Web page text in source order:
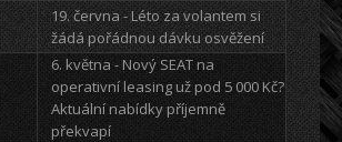
19. června - Léto za volantem si
žádá pořádnou dávku osvěžení
6. května - Nový SEAT na
operativní leasing už pod 5 000 Kč?
Aktuální nabídky příjemně
překvapí